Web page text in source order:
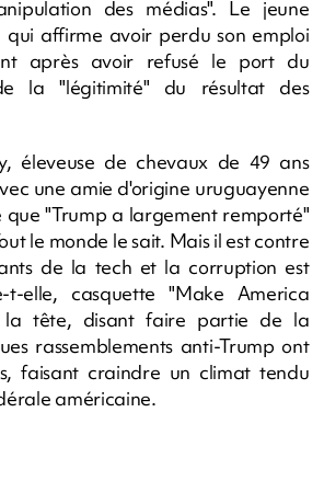
des médias". Le jeune
qui affirme avoir perdu son emploi
après avoir refusé le port du
la "légitimité" du résultat des
éleveuse de chevaux de 49 ans
une amie d'origine uruguayenne
que "Trump a largement remporté"
le monde le sait. Mais il est contre
de la tech et la corruption est
t-elle, casquette "Make America
la tête, disant faire partie de la
rassemblements anti-Trump ont
faisant craindre un climat tendu
américaine.